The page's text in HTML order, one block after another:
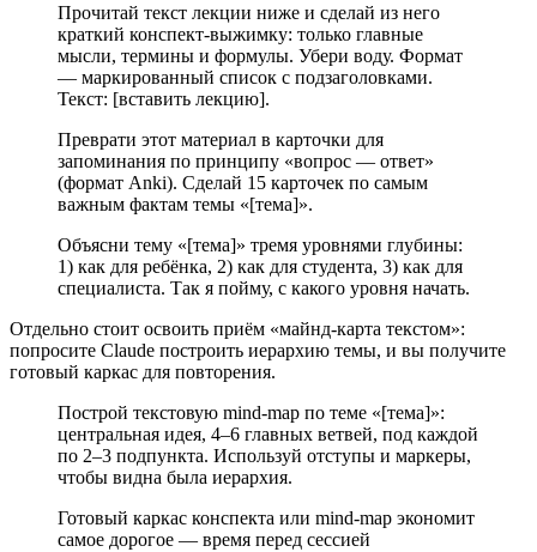
Прочитай текст лекции ниже и сделай из него
краткий конспект-выжимку: только главные
мысли, термины и формулы. Убери воду. Формат
— маркированный список с подзаголовками.
Текст: [вставить лекцию].
Преврати этот материал в карточки для
запоминания по принципу «вопрос — ответ»
(формат Anki). Сделай 15 карточек по самым
важным фактам темы «[тема]».
Объясни тему «[тема]» тремя уровнями глубины:
1) как для ребёнка, 2) как для студента, 3) как для
специалиста. Так я пойму, с какого уровня начать.
Отдельно стоит освоить приём «майнд-карта текстом»:
попросите Claude построить иерархию темы, и вы получите
готовый каркас для повторения.
Построй текстовую mind-map по теме «[тема]»:
центральная идея, 4–6 главных ветвей, под каждой
по 2–3 подпункта. Используй отступы и маркеры,
чтобы видна была иерархия.
Готовый каркас конспекта или mind-map экономит
самое дорогое — время перед сессией